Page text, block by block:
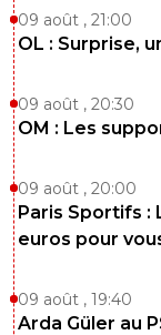
09 août , 21:00
OL : Surprise,
09 août , 20:30
OM : Les
09 août , 20:00
Paris Sportifs :
euros pour
09 août , 19:40
Arda Güler au